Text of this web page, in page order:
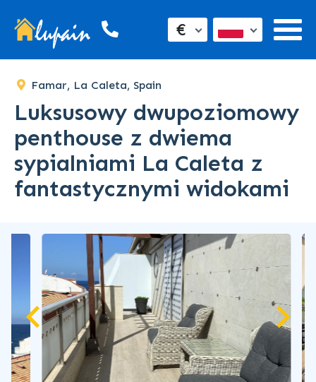
€
Famar, La Caleta, Spain
Luksusowy dwupoziomowy
penthouse z dwiema
sypialniami La Caleta z
fantastycznymi widokami